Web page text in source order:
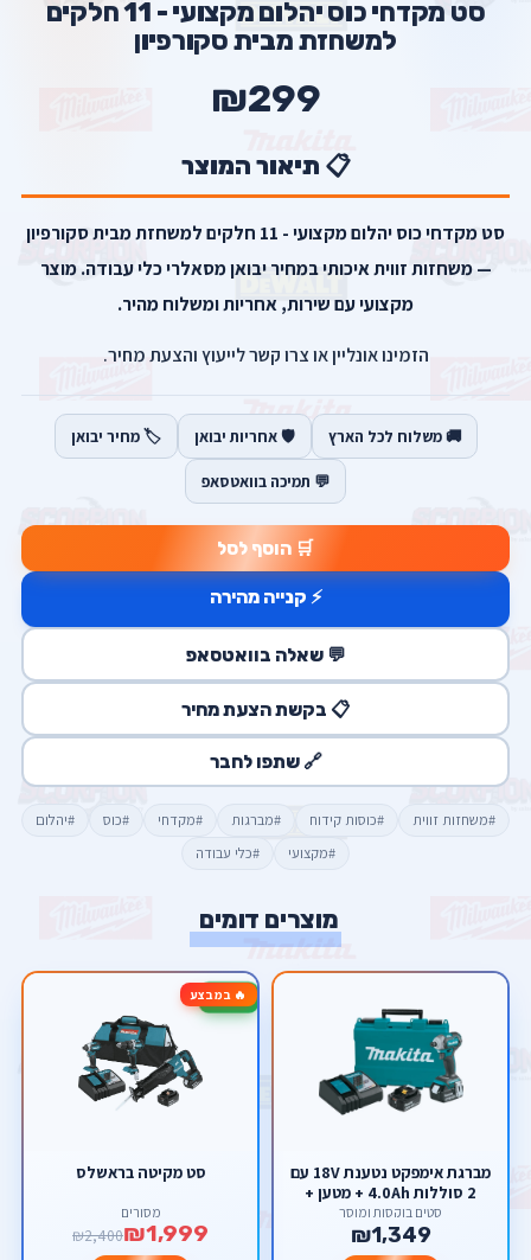
סט מקדחי כוס יהלום מקצועי - 11 חלקים
למשחזת מבית סקורפיון
₪299
📋 תיאור המוצר
סט מקדחי כוס יהלום מקצועי - 11 חלקים למשחזת מבית סקורפיון
— משחזות זווית איכותי במחיר יבואן מסאלרי כלי עבודה. מוצר
מקצועי עם שירות, אחריות ומשלוח מהיר.
הזמינו אונליין או צרו קשר לייעוץ והצעת מחיר.
🚚 משלוח לכל הארץ 🛡️ אחריות יבואן 🏷️ מחיר יבואן
💬 תמיכה בוואטסאפ
🛒 הוסף לסל
⚡ קנייה מהירה
💬 שאלה בוואטסאפ
📋 בקשת הצעת מחיר
🔗 שתפו לחבר
#משחזות זווית #כוסות קידוח #מברגות #מקדחי #כוס
#יהלום
#מקצועי
#כלי עבודה
מוצרים דומים
מברגת אימפקט נטענת 18V עם
2 סוללות 4.0Ah + מטען +
מזוודת נשיאה Makita LXT
18V DTD153RTE
סטים בוקסות ומוסך
₪1,349
🔥 במבצע-17%
סט מקיטה בראשלס
מסורים
₪1,999
₪2,400